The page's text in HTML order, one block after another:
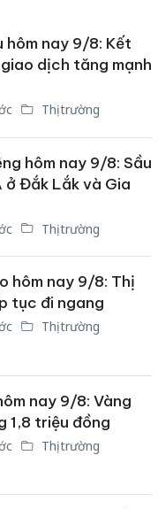
hôm nay 9/8: Kết
dịch tăng mạnh
Thị trường
hôm nay 9/8: Sầu
ở Đắk Lắk và Gia
Thị trường
hôm nay 9/8: Thị
tục đi ngang
Thị trường
nay 9/8: Vàng
1,8 triệu đồng
Thị trường